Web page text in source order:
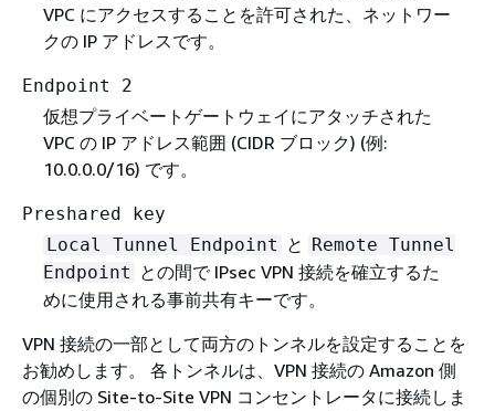
VPC にアクセスすることを許可された、ネットワー
クの IP アドレスです。
Endpoint 2
仮想プライベートゲートウェイにアタッチされた
VPC の IP アドレス範囲 (CIDR ブロック) (例:
10.0.0.0/16) です。
Preshared key
Local Tunnel Endpoint と Remote Tunnel
Endpoint との間で IPsec VPN 接続を確立するた
めに使用される事前共有キーです。
VPN 接続の一部として両方のトンネルを設定することを
お勧めします。 各トンネルは、VPN 接続の Amazon 側
の個別の Site-to-Site VPN コンセントレータに接続しま